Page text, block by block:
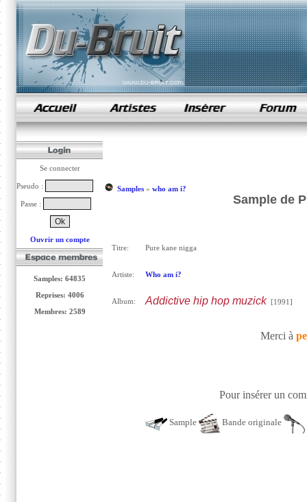
samples de rap
Se connecter
Pseudo :
Passe :
Ouvrir un compte
Samples: 64835
Reprises: 4006
Membres: 2589
Samples» who am i?
Sample de
Titre: Pure kane nigga
Artiste: Who am i?
Album: Addictive hip hop muzick[1991]
Merci à
Pour insérer un
Sample Bande originale